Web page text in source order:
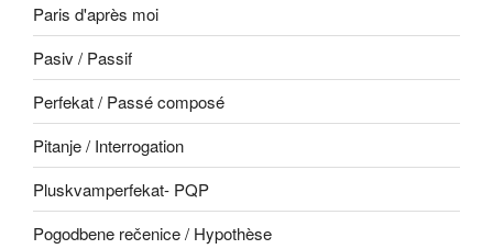
Paris d'après moi
Pasiv / Passif
Perfekat / Passé composé
Pitanje / Interrogation
Pluskvamperfekat- PQP
Pogodbene rečenice / Hypothèse